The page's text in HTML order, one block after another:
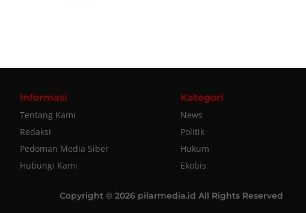
Informasi
Tentang Kami
Redaksi
Pedoman Media Siber
Hubungi Kami
Kategori
News
Politik
Hukum
Ekobis
Copyright © 2026 pilarmedia.id All Rights Reserved